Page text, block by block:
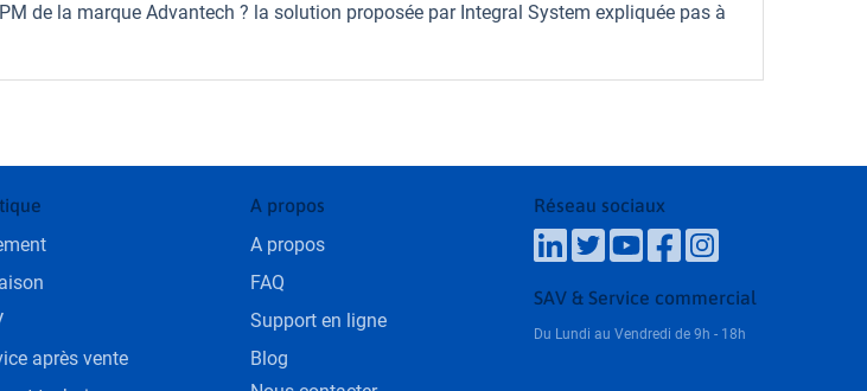
de la marque Advantech ? la solution proposée par Integral System expliquée pas à
après vente
A propos
A propos
FAQ
Support en ligne
Blog
Réseau sociaux
SAV & Service commercial
Du Lundi au Vendredi de 9h - 18h